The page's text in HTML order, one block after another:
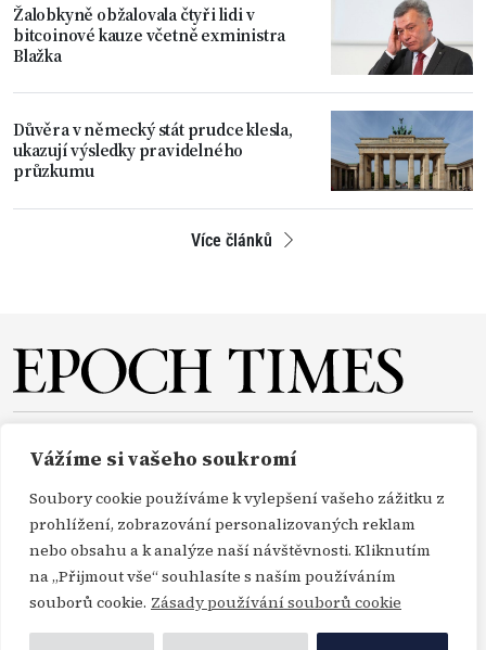
Vážíme si vašeho soukromí
Soubory cookie používáme k vylepšení vašeho zážitku z
prohlížení, zobrazování personalizovaných reklam
nebo obsahu a k analýze naší návštěvnosti. Kliknutím
na „Přijmout vše“ souhlasíte s naším používáním
souborů cookie. Zásady používání souborů cookie
Žalobkyně obžalovala čtyři lidi v
bitcoinové kauze včetně exministra
Blažka
Důvěra v německý stát prudce klesla,
ukazují výsledky pravidelného
průzkumu
Více článků
OBCHODNÍ PODMÍNKY
Copyright Epoch Times ČR © 2000-2026
Profimedia, Getty Images a Envato je bez předchozího písemného souhlasu těchto